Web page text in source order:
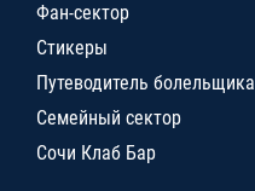
Фан-сектор
Стикеры
Путеводитель болельщика
Семейный сектор
Сочи Клаб Бар